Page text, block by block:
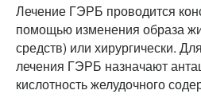
Лечение ГЭРБ проводится
помощью изменения образа
средств) или хирургически.
лечения ГЭРБ назначают
кислотность желудочного